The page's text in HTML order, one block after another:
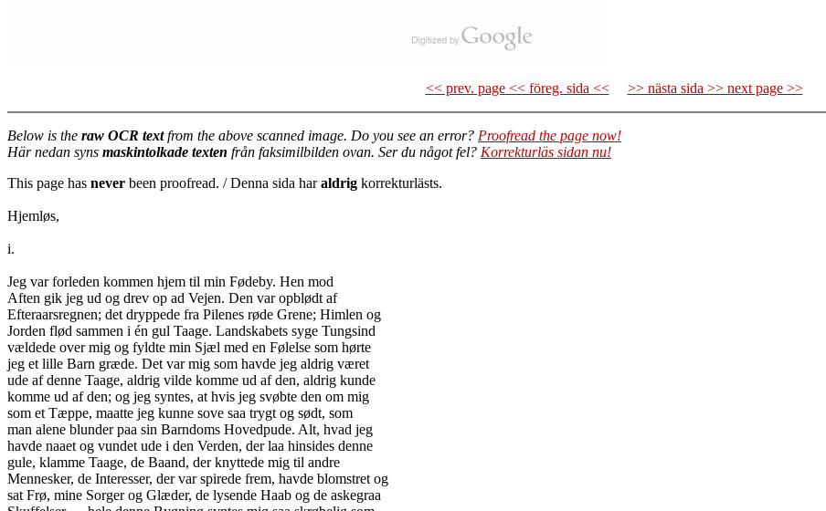
<< prev. page << föreg. sida << >> nästa sida >> next page >>
Below is the raw OCR textfrom the above scanned image. Do you see an error? Proofread the page now!
Här nedan syns maskintolkade texten från faksimilbilden ovan. Ser du något fel? Korrekturläs sidan nu!
This page has never been proofread. / Denna sida haraldrig korrekturlästs.
Hjemløs,
i.
Jeg var forleden kommen hjem til min Fødeby. Hen mod
Aften gik jeg ud og drev op ad Vejen. Den var opblødt af
Efteraarsregnen; det dryppede fra Pilenes røde Grene; Himlen og
Jorden flød sammen i én gul Taage. Landskabets syge Tungsind
vældede over mig og fyldte min Sjæl med en Følelse som hørte
jeg et lille Barn græde. Det var mig som havde jeg aldrig været
ude af denne Taage, aldrig vilde komme ud af den, aldrig kunde
komme ud af den; og jeg syntes, at hvis jeg svøbte den om mig
som et Tæppe, maatte jeg kunne sove saa trygt og sødt, som
man alene blunder paa sin Barndoms Hovedpude. Alt, hvad jeg
havde naaet og vundet ude i den Verden, der laa hinsides denne
gule, klamme Taage, de Baand, der knyttede mig til andre
Mennesker, de Interesser, der var spirede frem, havde blomstret og
sat Frø, mine Sorger og Glæder, de lysende Haab og de askegraa